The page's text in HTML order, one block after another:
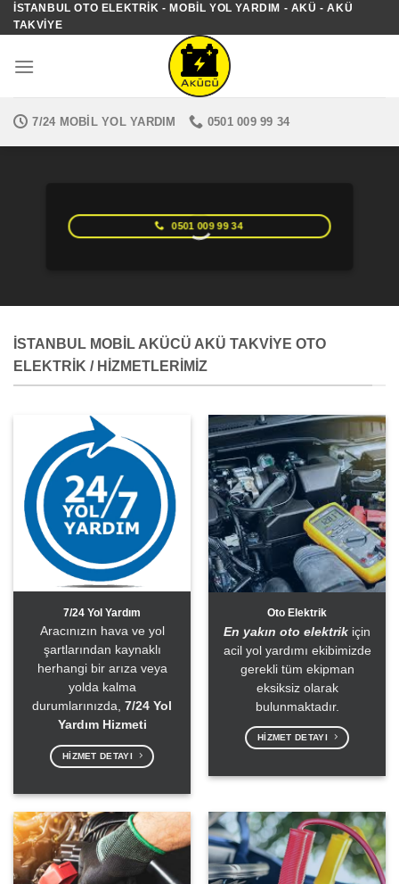
İçeriğe
atla
İSTANBUL OTO ELEKTRIK - MOBIL YOL YARDIM - AKÜ - AKÜ
TAKVIYE
7/24 MOBIL YOL YARDIM 0501 009 99 34
0501 009 99 34
İSTANBUL MOBIL AKÜCÜ AKÜ TAKVIYE OTO
ELEKTRIK / HIZMETLERIMIZ
7/24 Yol Yardım
Aracınızın hava ve yol
şartlarından kaynaklı
herhangi bir arıza veya
yolda kalma
durumlarınızda, 7/24 Yol
Yardım Hizmeti
HIZMET DETAYI
Oto Elektrik
En yakın oto elektrik için
acil yol yardımı ekibimizde
gerekli tüm ekipman
eksiksiz olarak
bulunmaktadır.
HIZMET DETAYI